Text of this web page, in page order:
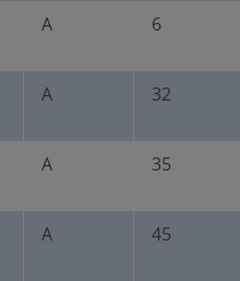
A 6
A 32
A 35
A 45